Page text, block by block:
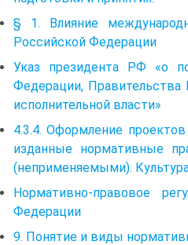
§ 1. Влияние
Российской Федерации
Указ президента РФ «о
Федерации,
исполнительной власти»
4.3.4. Оформление
изданные нормативные
(неприменяемыми).
Нормативно-правовое
Федерации
9. Понятие и виды